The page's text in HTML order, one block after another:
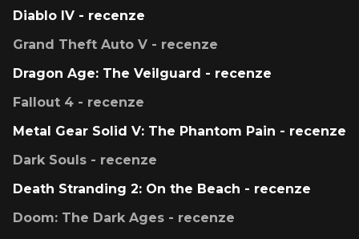
Diablo IV - recenze
Grand Theft Auto V - recenze
Dragon Age: The Veilguard - recenze
Fallout 4 - recenze
Metal Gear Solid V: The Phantom Pain - recenze
Dark Souls - recenze
Death Stranding 2: On the Beach - recenze
Doom: The Dark Ages - recenze